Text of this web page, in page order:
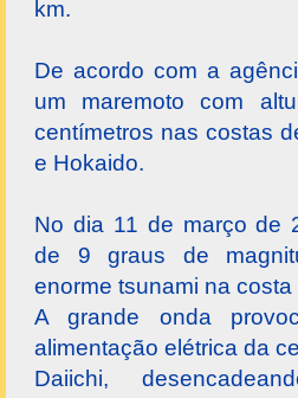
km.
De acordo com a
um maremoto com
centímetros nas costas
e Hokaido.
No dia 11 de março de
de 9 graus de
enorme tsunami na
A grande onda
alimentação elétrica da
Daiichi,